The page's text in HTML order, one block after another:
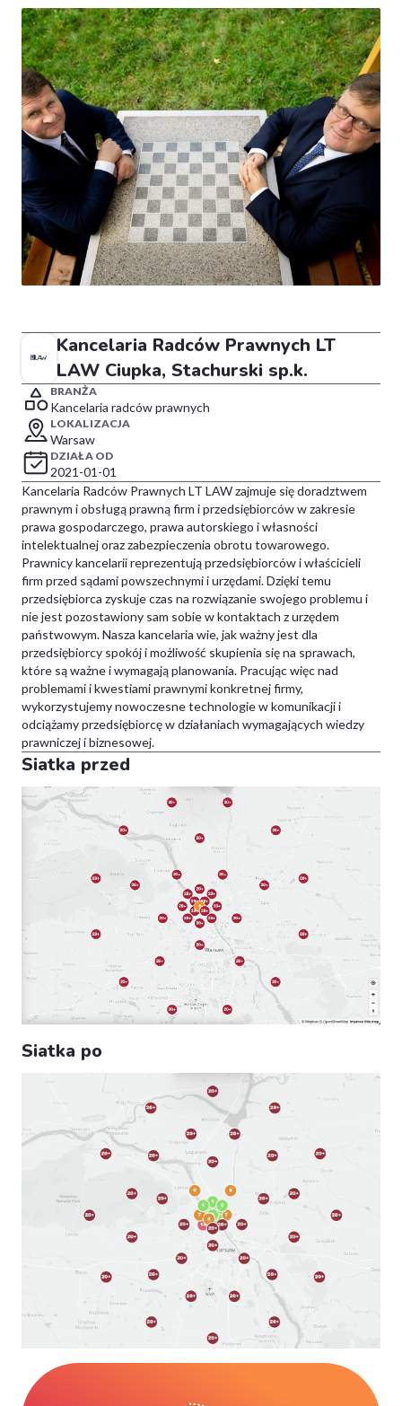
Kancelaria Radców Prawnych LT
LAW Ciupka, Stachurski sp.k.
BRANŻA
Kancelaria radców prawnych
LOKALIZACJA
Warsaw
DZIAŁA OD
2021-01-01
Kancelaria Radców Prawnych LT LAW zajmuje się doradztwem
prawnym i obsługą prawną firm i przedsiębiorców w zakresie
prawa gospodarczego, prawa autorskiego i własności
intelektualnej oraz zabezpieczenia obrotu towarowego.
Prawnicy kancelarii reprezentują przedsiębiorców i właścicieli
firm przed sądami powszechnymi i urzędami. Dzięki temu
przedsiębiorca zyskuje czas na rozwiązanie swojego problemu i
nie jest pozostawiony sam sobie w kontaktach z urzędem
państwowym. Nasza kancelaria wie, jak ważny jest dla
przedsiębiorcy spokój i możliwość skupienia się na sprawach,
które są ważne i wymagają planowania. Pracując więc nad
problemami i kwestiami prawnymi konkretnej firmy,
wykorzystujemy nowoczesne technologie w komunikacji i
odciążamy przedsiębiorcę w działaniach wymagających wiedzy
prawniczej i biznesowej.
Siatka przed
Siatka po